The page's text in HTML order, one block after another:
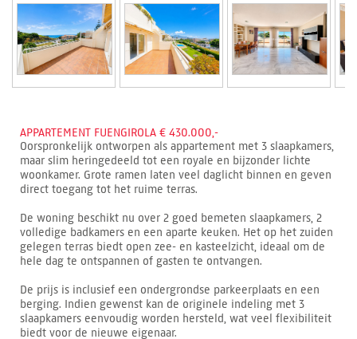
APPARTEMENT FUENGIROLA € 430.000,-
Oorspronkelijk ontworpen als appartement met 3 slaapkamers,
maar slim heringedeeld tot een royale en bijzonder lichte
woonkamer. Grote ramen laten veel daglicht binnen en geven
direct toegang tot het ruime terras.
De woning beschikt nu over 2 goed bemeten slaapkamers, 2
volledige badkamers en een aparte keuken. Het op het zuiden
gelegen terras biedt open zee- en kasteelzicht, ideaal om de
hele dag te ontspannen of gasten te ontvangen.
De prijs is inclusief een ondergrondse parkeerplaats en een
berging. Indien gewenst kan de originele indeling met 3
slaapkamers eenvoudig worden hersteld, wat veel flexibiliteit
biedt voor de nieuwe eigenaar.